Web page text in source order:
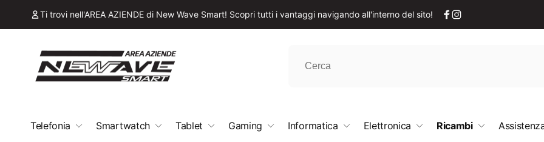
Ti trovi nell'AREA AZIENDE di New Wave Smart! Scopri tutti i vantaggi navigando all'interno del sito!
Facebook
Instagram
Telefonia Smartwatch Tablet Gaming Informatica Elettronica Ricambi